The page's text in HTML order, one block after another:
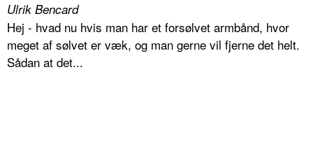
Ulrik Bencard
Hej - hvad nu hvis man har et forsølvet armbånd, hvor
meget af sølvet er væk, og man gerne vil fjerne det helt.
Sådan at det...